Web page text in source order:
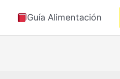
Guía Alimentación